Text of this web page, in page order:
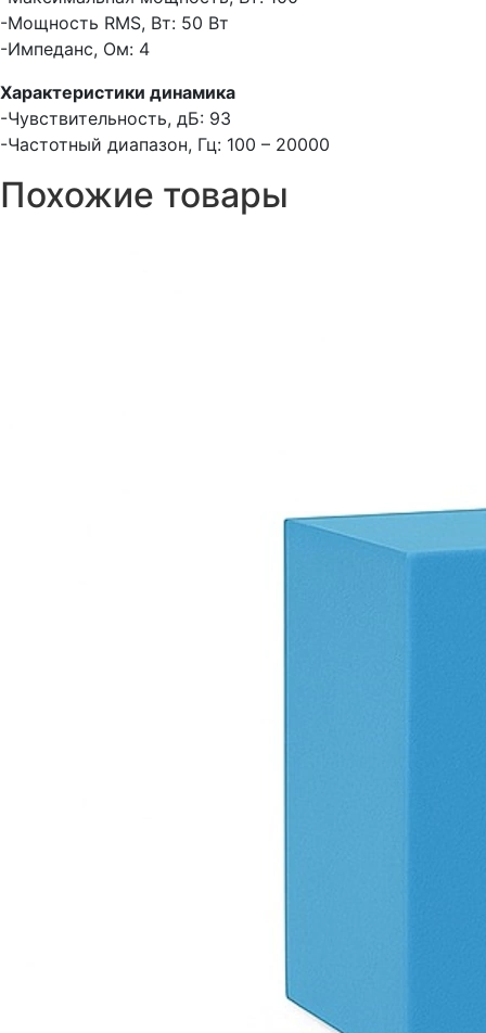
-Мощность RMS, Вт: 50 Вт
-Импеданс, Ом: 4
Характеристики динамика
-Чувствительность, дБ: 93
-Частотный диапазон, Гц: 100 – 20000
Похожие товары